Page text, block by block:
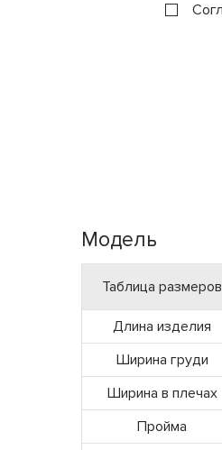
Модель
Таблица размеров
Длина изделия
Ширина груди
Ширина в плечах
Пройма